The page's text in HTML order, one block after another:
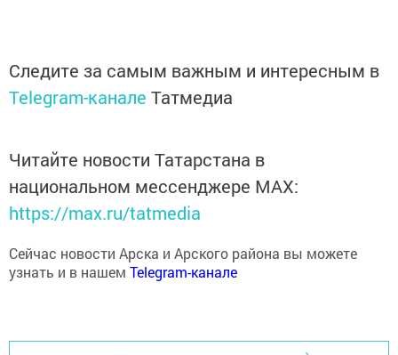
Следите за самым важным и интересным в
Telegram-канале Татмедиа
Читайте новости Татарстана в
национальном мессенджере MАХ:
https://max.ru/tatmedia
Сейчас новости Арска и Арского района вы можете
узнать и в нашем Telegram-канале